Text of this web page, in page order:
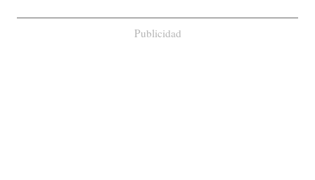
Publicidad